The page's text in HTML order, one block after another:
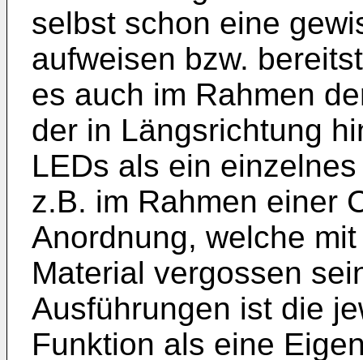
selbst schon eine
aufweisen bzw.
es auch im Rahmen
der in Längsrichtung
LEDs als ein
z.B. im Rahmen einer
Anordnung, welche
Material vergossen
Ausführungen ist die
Funktion als eine